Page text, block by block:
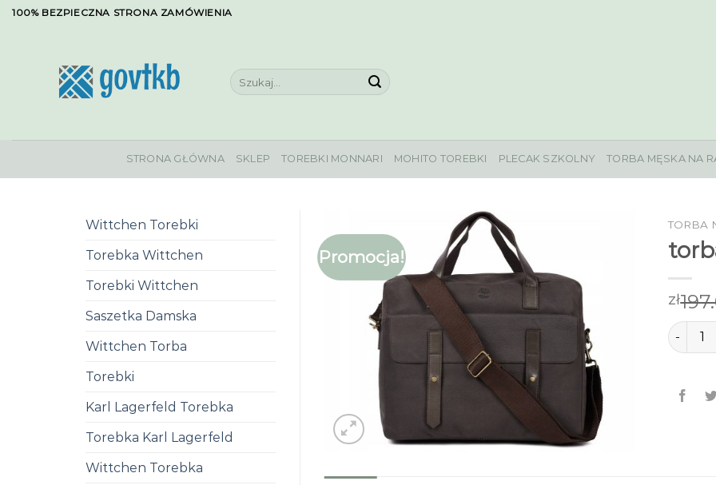
Skip100% BEZPIECZNA STRONA ZAMÓWIENIA
Szukaj:
STRONA GŁÓWNA SKLEP TOREBKI MONNARI MOHITO TOREBKI PLECAK SZKOLNY TORBA MĘSKA NA
Wittchen Torebki
Torebka Wittchen
Torebki Wittchen
Saszetka Damska
Wittchen Torba
Torebki
Karl Lagerfeld Torebka
Torebka Karl Lagerfeld
Wittchen Torebka
Promocja!
TORBA
zł
ilość